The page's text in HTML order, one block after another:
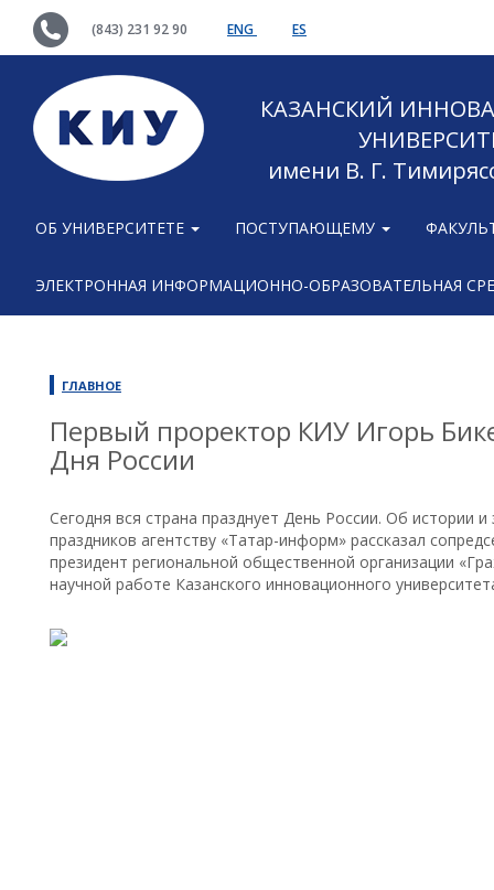
(843) 231 92 90 ENG ES
КАЗАНСКИЙ
имени В. Г.
ОБ УНИВЕРСИТЕТЕ ПОСТУПАЮЩЕМУ
ЭЛЕКТРОННАЯ ИНФОРМАЦИОННО-ОБРАЗОВАТЕЛЬНАЯ
ГЛАВНОЕ
Первый проректор КИУ Игорь
Дня России
Сегодня вся страна празднует День России. Об истории
праздников агентству «Татар-информ» рассказал
президент региональной общественной организации
научной работе Казанского инновационного